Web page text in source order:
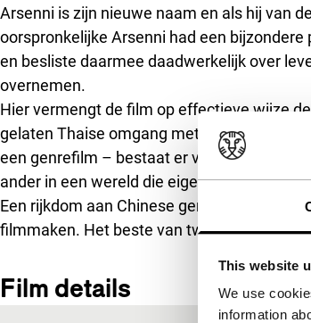
This website
We use
information
Arsenni is zijn nieuwe naam en als hij van
oorspronkelijke Arsenni had een
en besliste daarmee daadwerkelijk over
overnemen.
Hier vermengt de film op effectieve wijze
gelaten Thaise omgang met de dood en de
een genrefilm – bestaat er voor Ho Shi-
ander in een wereld die eigenlijk niet meer
Een rijkdom aan Chinese genregeesten,
filmmaken. Het beste van twee werelden.
Film details